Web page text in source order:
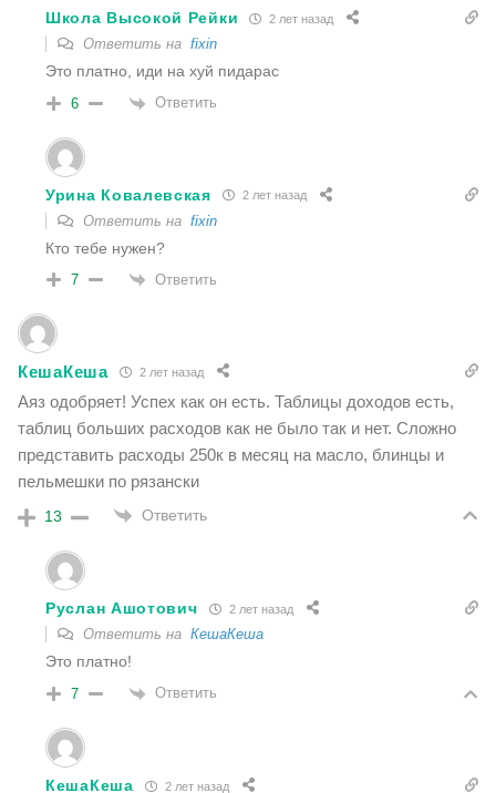
Школа Высокой Рейки 2 лет назад
Ответить на fixin
Это платно, иди на хуй пидарас
6 Ответить
Урина Ковалевская 2 лет назад
Ответить на fixin
Кто тебе нужен?
7 Ответить
КешаКеша 2 лет назад
Аяз одобряет! Успех как он есть. Таблицы доходов есть,
таблиц больших расходов как не было так и нет. Сложно
представить расходы 250к в месяц на масло, блинцы и
пельмешки по рязански
13 Ответить
Руслан Ашотович 2 лет назад
Ответить на КешаКеша
Это платно!
7 Ответить
КешаКеша 2 лет назад